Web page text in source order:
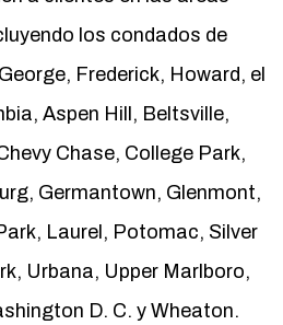
los condados de
Frederick, Howard, el
Aspen Hill, Beltsville,
Chase, College Park,
Germantown, Glenmont,
Laurel, Potomac, Silver
Urbana, Upper Marlboro,
D. C. y Wheaton.